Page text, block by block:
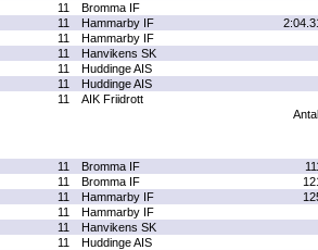
11
Bromma IF
11 Hammarby IF
11
Hammarby IF
11
Hanvikens SK
11
Huddinge AIS
11
Huddinge AIS
11
AIK Friidrott
11 Bromma IF
11 Bromma IF
11 Hammarby IF
11
Hammarby IF
11
Hanvikens SK
11
Huddinge AIS